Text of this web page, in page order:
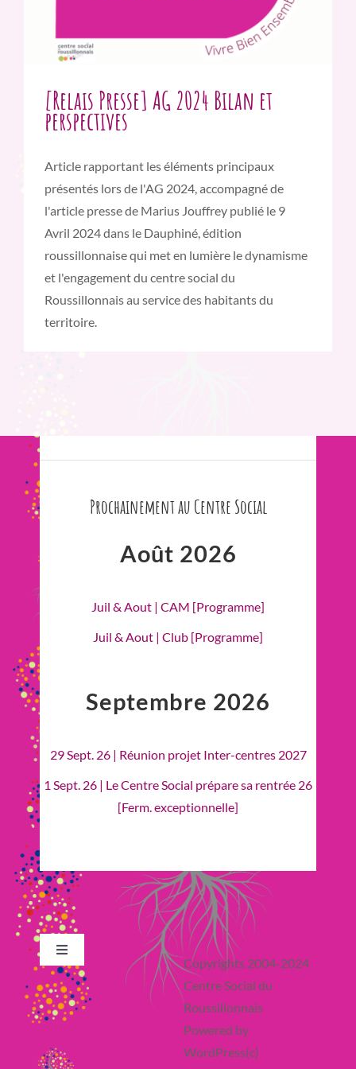
[Relais Presse] AG 2024 Bilan et
perspectives
Article rapportant les éléments principaux
présentés lors de l'AG 2024, accompagné de
l'article presse de Marius Jouffrey publié le 9
Avril 2024 dans le Dauphiné, édition
roussillonnaise qui met en lumière le dynamisme
et l'engagement du centre social du
Roussillonnais au service des habitants du
territoire.
Prochainement au Centre Social
Août 2026
Juil & Aout | CAM [Programme]
Juil & Aout | Club [Programme]
Septembre 2026
29 Sept. 26 | Réunion projet Inter-centres 2027
1 Sept. 26 | Le Centre Social prépare sa rentrée 26
[Ferm. exceptionnelle]
Toggle
Navigation
Retour en Haut
Copyrights 2004-2024
Centre Social du
Roussillonnais
Powered by
WordPress(c)